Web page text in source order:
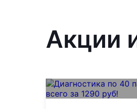
Акции